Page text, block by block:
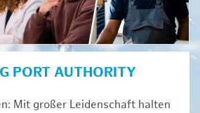
PORT AUTHORITY
Mit großer Leidenschaft halten